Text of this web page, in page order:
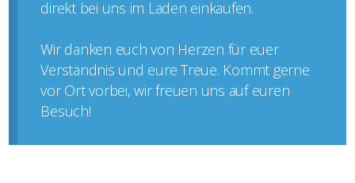
direkt bei uns im Laden einkaufen.
Wir danken euch von Herzen für euer
Verständnis und eure Treue. Kommt gerne
vor Ort vorbei, wir freuen uns auf euren
Besuch!